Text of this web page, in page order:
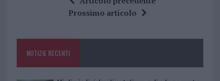
o
k
res
p
re
Prossimo articolo
NOTIZIE RECENTI